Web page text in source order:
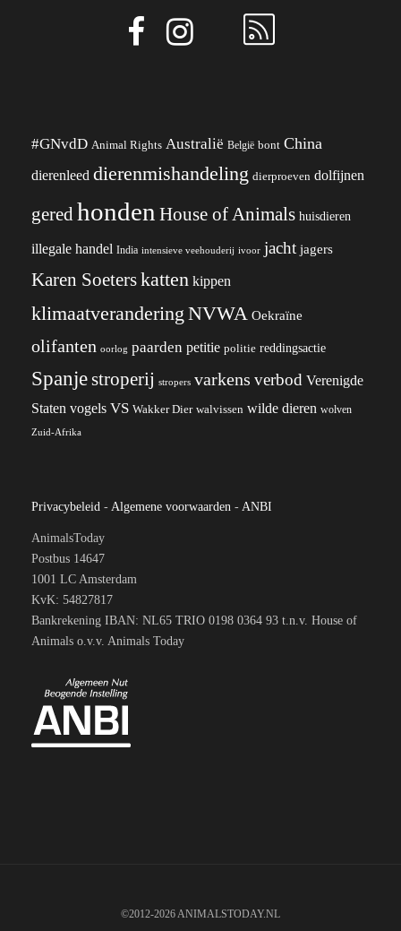
#GNvdD Animal Rights Australië België bont China
dierenleed dierenmishandeling dierproeven dolfijnen
geredhonden House of Animals huisdieren
illegale handel India intensieve veehouderij ivoor jacht jagers
Karen Soeterskatten kippen
klimaatverandering NVWA Oekraïne
olifanten oorlog paarden petitie politie reddingsactie
Spanjestroperij stropers varkens verbod Verenigde
Staten vogels VS Wakker Dier walvissen wilde dieren wolven
Zuid-Afrika
Privacybeleid - Algemene voorwaarden - ANBI
AnimalsToday
Postbus 14647
1001 LC Amsterdam
KvK: 54827817
Bankrekening IBAN: NL65 TRIO 0198 0364 93 t.n.v. House of
Animals o.v.v. Animals Today
©2012-2026 ANIMALSTODAY.NL